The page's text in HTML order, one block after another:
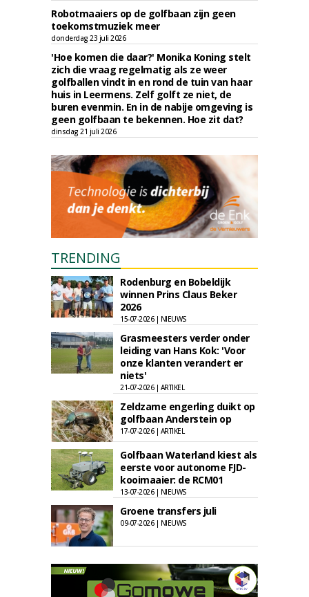
Robotmaaiers op de golfbaan zijn geen
toekomstmuziek meer
donderdag 23 juli 2026
'Hoe komen die daar?' Monika Koning stelt
zich die vraag regelmatig als ze weer
golfballen vindt in en rond de tuin van haar
huis in Leermens. Zelf golft ze niet, de
buren evenmin. En in de nabije omgeving is
geen golfbaan te bekennen. Hoe zit dat?
dinsdag 21 juli 2026
TRENDING
Rodenburg en Bobeldijk
winnen Prins Claus Beker
2026
15-07-2026 | NIEUWS
Grasmeesters verder onder
leiding van Hans Kok: 'Voor
onze klanten verandert er
niets'
21-07-2026 | ARTIKEL
Zeldzame engerling duikt op
golfbaan Anderstein op
17-07-2026 | ARTIKEL
Golfbaan Waterland kiest als
eerste voor autonome FJD-
kooimaaier: de RCM01
13-07-2026 | NIEUWS
Groene transfers juli
09-07-2026 | NIEUWS